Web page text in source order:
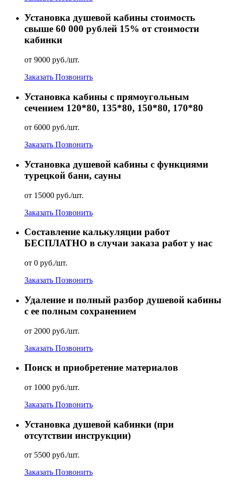
Установка душевой кабины стоимость
свыше 60 000 рублей 15% от стоимости
кабинки
от 9000 руб./шт.
Заказать Позвонить
Установка кабины с прямоугольным
сечением 120*80, 135*80, 150*80, 170*80
от 6000 руб./шт.
Заказать Позвонить
Установка душевой кабины с функциями
турецкой бани, сауны
от 15000 руб./шт.
Заказать Позвонить
Составление калькуляции работ
БЕСПЛАТНО в случаи заказа работ у нас
от 0 руб./шт.
Заказать Позвонить
Удаление и полный разбор душевой кабины
с ее полным сохранением
от 2000 руб./шт.
Заказать Позвонить
Поиск и приобретение материалов
от 1000 руб./шт.
Заказать Позвонить
Установка душевой кабинки (при
отсутствии инструкции)
от 5500 руб./шт.
Заказать Позвонить